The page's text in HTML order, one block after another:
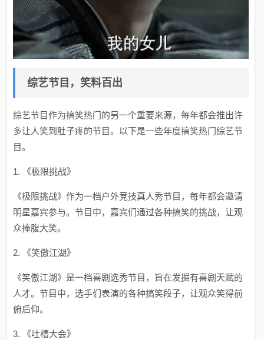
综艺节目，笑料百出
综艺节目作为搞笑热门的另一个重要来源，每年都会推出许
多让人笑到肚子疼的节目。以下是一些年度搞笑热门综艺节
目。
1. 《极限挑战》
《极限挑战》作为一档户外竞技真人秀节目，每年都会邀请
明星嘉宾参与。节目中，嘉宾们通过各种搞笑的挑战，让观
众捧腹大笑。
2. 《笑傲江湖》
《笑傲江湖》是一档喜剧选秀节目，旨在发掘有喜剧天赋的
人才。节目中，选手们表演的各种搞笑段子，让观众笑得前
俯后仰。
3. 《吐槽大会》